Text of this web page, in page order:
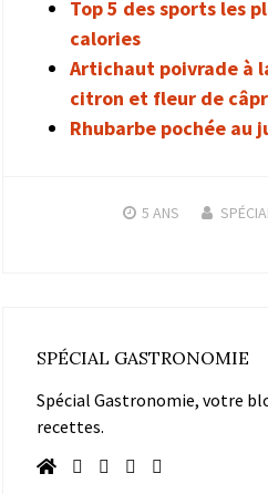
Top 5 des sports les
calories
Artichaut poivrade à
citron et fleur de
Rhubarbe pochée au
5 ANS
SPÉCIAL GASTRONOMIE
Spécial Gastronomie, votre
recettes.